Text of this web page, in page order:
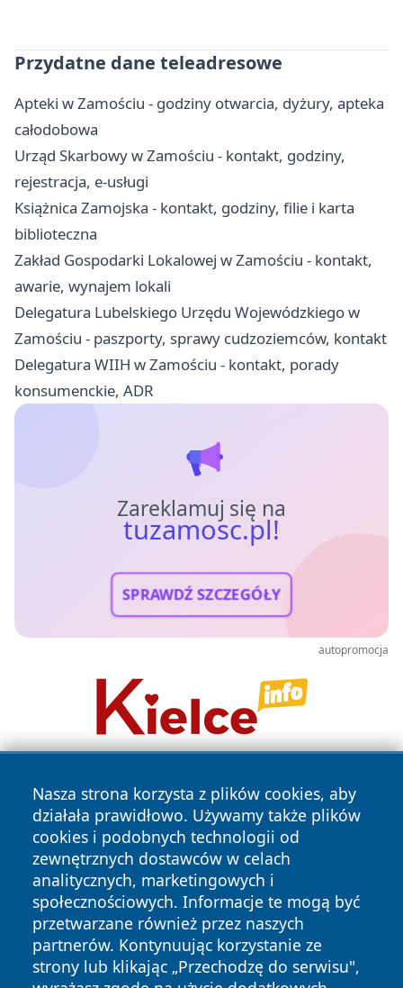
Przydatne dane teleadresowe
Apteki w Zamościu - godziny otwarcia, dyżury, apteka
całodobowa
Urząd Skarbowy w Zamościu - kontakt, godziny,
rejestracja, e-usługi
Książnica Zamojska - kontakt, godziny, filie i karta
biblioteczna
Zakład Gospodarki Lokalowej w Zamościu - kontakt,
awarie, wynajem lokali
Delegatura Lubelskiego Urzędu Wojewódzkiego w
Zamościu - paszporty, sprawy cudzoziemców, kontakt
Delegatura WIIH w Zamościu - kontakt, porady
konsumenckie, ADR
Zareklamuj się na
tuzamosc.pl!
SPRAWDŹ SZCZEGÓŁY
autopromocja
Nasza strona korzysta z plików cookies, aby
działała prawidłowo. Używamy także plików
cookies i podobnych technologii od
zewnętrznych dostawców w celach
analitycznych, marketingowych i
społecznościowych. Informacje te mogą być
przetwarzane również przez naszych
partnerów. Kontynuując korzystanie ze
strony lub klikając „Przechodzę do serwisu",
Copyright © 2026 tuzamosc.pl Wszystkie prawa zastrzeżone.
News Autorzy
Polityka
Prywatności
Polityka
Cookies